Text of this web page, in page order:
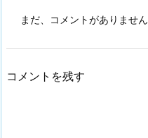
まだ、コメントがありません
コメントを残す